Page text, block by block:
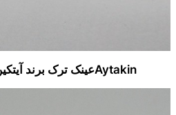
Aytakinعینک ترک برند آیتکین مدلA2104ck13